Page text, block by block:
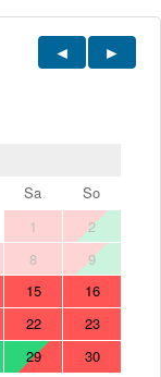
Sa
So
1
2
8
9
15
16
22
23
29
30